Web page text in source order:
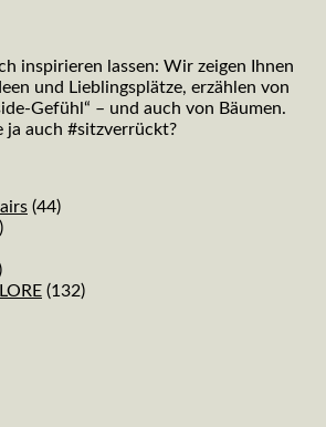
inspirieren lassen: Wir zeigen Ihnen
und Lieblingsplätze, erzählen von
Gefühl“ – und auch von Bäumen.
ja auch #sitzverrückt?
(44)
(132)